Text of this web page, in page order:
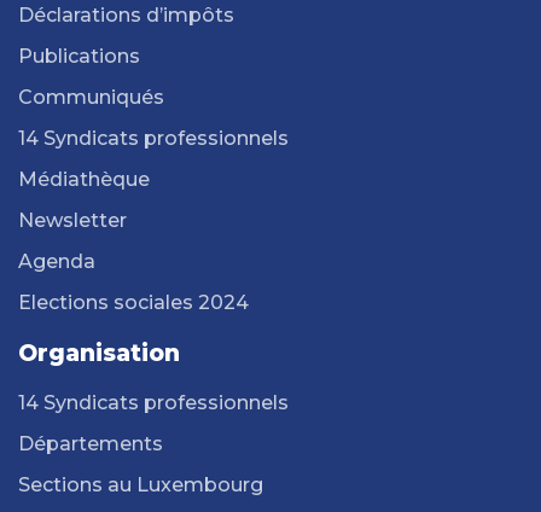
Déclarations d’impôts
Publications
Communiqués
14 Syndicats professionnels
Médiathèque
Newsletter
Agenda
Elections sociales 2024
Organisation
14 Syndicats professionnels
Départements
Sections au Luxembourg